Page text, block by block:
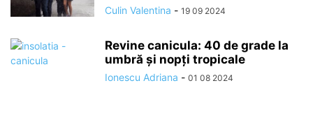
Culin Valentina - 19 09 2024
Revine canicula: 40 de grade la
umbră și nopți tropicale
Ionescu Adriana - 01 08 2024